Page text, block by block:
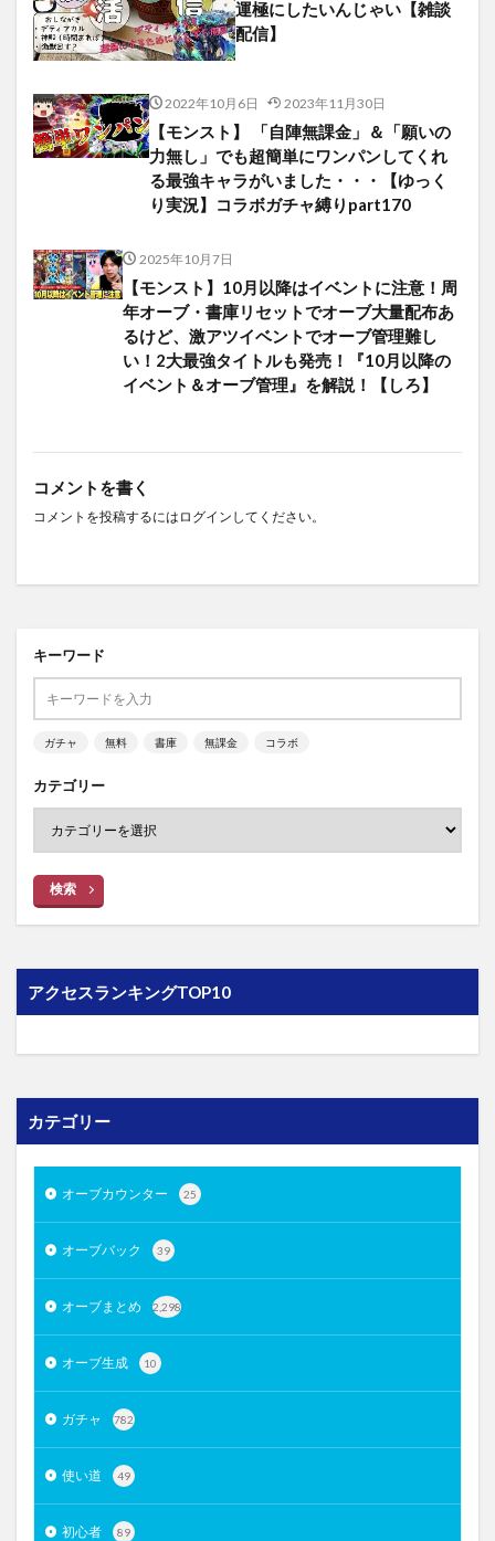
運極にしたいんじゃい【雑談
配信】
2022年10月6日 2023年11月30日
【モンスト】 「自陣無課金」＆「願いの
力無し」でも超簡単にワンパンしてくれ
る最強キャラがいました・・・【ゆっく
り実況】コラボガチャ縛りpart170
2025年10月7日
【モンスト】10月以降はイベントに注意！周
年オーブ・書庫リセットでオーブ大量配布あ
るけど、激アツイベントでオーブ管理難し
い！2大最強タイトルも発売！『10月以降の
イベント＆オーブ管理』を解説！【しろ】
コメントを書く
コメントを投稿するには ログイン してください。
キーワード
ガチャ 無料 書庫 無課金 コラボ
カテゴリー
検索
アクセスランキングTOP10
カテゴリー
オーブカウンター 25
オーブバック 39
オーブまとめ 2,298
オーブ生成 10
ガチャ 782
使い道 49
初心者 89